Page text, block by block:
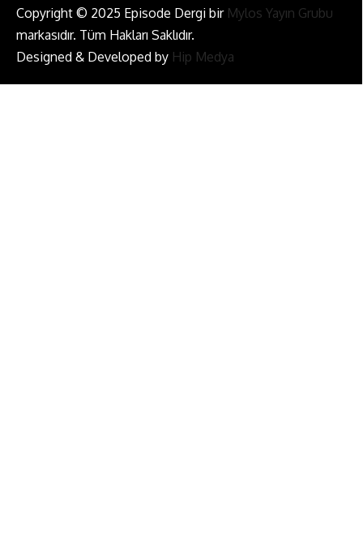
Copyright © 2025 Episode Dergi bir Mylos Yayın Grubu
markasıdır. Tüm Hakları Saklıdır.
Designed & Developed by Hip Medya